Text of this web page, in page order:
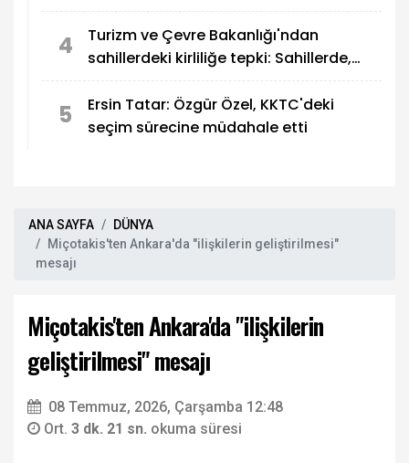
4
Turizm ve Çevre Bakanlığı'ndan
sahillerdeki kirliliğe tepki: Sahillerde,
5
Ersin Tatar: Özgür Özel, KKTC'deki
seçim sürecine müdahale etti
ANA SAYFA
DÜNYA
Miçotakis'ten Ankara'da "ilişkilerin geliştirilmesi"
mesajı
Miçotakis'ten Ankara'da "ilişkilerin
geliştirilmesi" mesajı
08 Temmuz, 2026, Çarşamba 12:48
Ort. 3 dk. 21 sn. okuma süresi